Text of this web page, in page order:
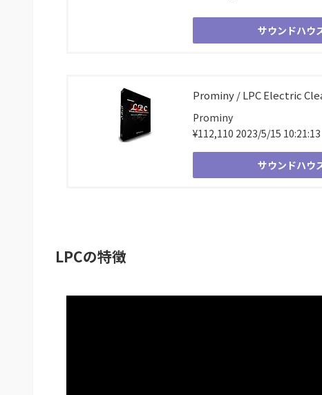
サウンドハウ
Prominy / LPC Electric
Prominy
¥112,110 2023/5/15 10:21:13
サウンドハウ
LPCの特徴